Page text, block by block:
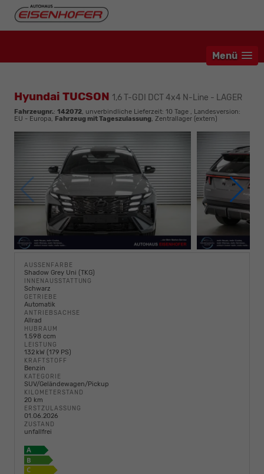
Menü
Hyundai TUCSON 1,6 T-GDI DCT 4x4 N-Line - LAGER
Fahrzeugnr.: 142072, unverbindliche Lieferzeit: 10 Tage , Landesversion:
EU - Europa, Fahrzeug mit Tageszulassung, Zentrallager (extern)
AUSSENFARBE
Shadow Grey Uni (TKG)
INNENAUSSTATTUNG
Schwarz
GETRIEBE
Automatik
ANTRIEBSACHSE
Allrad
HUBRAUM
1.598 ccm
LEISTUNG
132 kW (179 PS)
KRAFTSTOFF
Benzin
KATEGORIE
SUV/Geländewagen/Pickup
KILOMETERSTAND
20 km
ERSTZULASSUNG
01.06.2026
ZUSTAND
unfallfrei